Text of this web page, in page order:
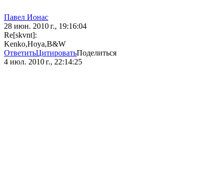
Павел Ионас
28 июн. 2010 г., 19:16:04
Re[skvnt]:
Kenko,Hoya,B&W
ОтветитьЦитироватьПоделиться
4 июл. 2010 г., 22:14:25